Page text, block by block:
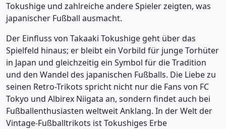
Tokushige und zahlreiche andere Spieler zeigten, was
japanischer Fußball ausmacht.
Der Einfluss von Takaaki Tokushige geht über das
Spielfeld hinaus; er bleibt ein Vorbild für junge Torhüter
in Japan und gleichzeitig ein Symbol für die Tradition
und den Wandel des japanischen Fußballs. Die Liebe zu
seinen Retro-Trikots spricht nicht nur die Fans von FC
Tokyo und Albirex Niigata an, sondern findet auch bei
Fußballenthusiasten weltweit Anklang. In der Welt der
Vintage-Fußballtrikots ist Tokushiges Erbe